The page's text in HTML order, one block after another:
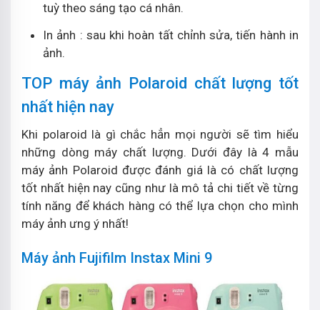
tuỳ theo sáng tạo cá nhân.
In ảnh : sau khi hoàn tất chỉnh sửa, tiến hành in
ảnh.
TOP máy ảnh Polaroid chất lượng tốt
nhất hiện nay
Khi polaroid là gì chắc hẳn mọi người sẽ tìm hiểu
những dòng máy chất lượng. Dưới đây là 4 mẫu
máy ảnh Polaroid được đánh giá là có chất lượng
tốt nhất hiện nay cũng như là mô tả chi tiết về từng
tính năng để khách hàng có thể lựa chọn cho mình
máy ảnh ưng ý nhất!
Máy ảnh Fujifilm Instax Mini 9